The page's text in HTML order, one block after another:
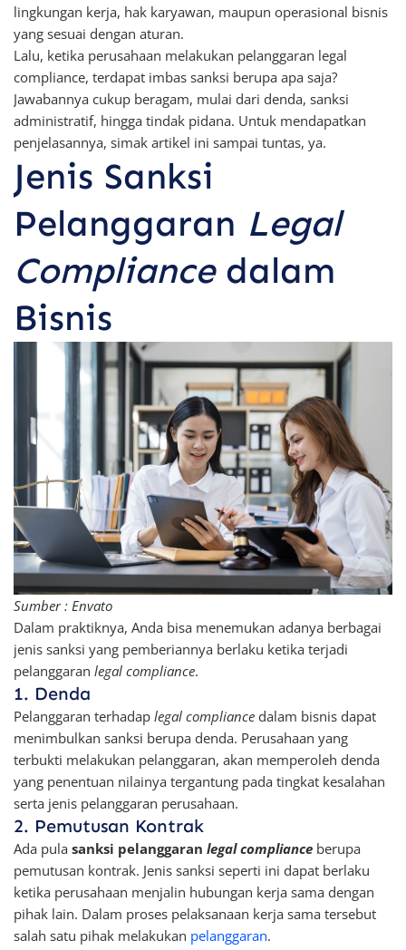
lingkungan kerja, hak karyawan, maupun operasional bisnis
yang sesuai dengan aturan.
Lalu, ketika perusahaan melakukan pelanggaran legal
compliance, terdapat imbas sanksi berupa apa saja?
Jawabannya cukup beragam, mulai dari denda, sanksi
administratif, hingga tindak pidana. Untuk mendapatkan
penjelasannya, simak artikel ini sampai tuntas, ya.
Jenis Sanksi
Pelanggaran Legal
Compliance dalam
Bisnis
Sumber : Envato
Dalam praktiknya, Anda bisa menemukan adanya berbagai
jenis sanksi yang pemberiannya berlaku ketika terjadi
pelanggaran legal compliance.
1. Denda
Pelanggaran terhadap legal compliancedalam bisnis dapat
menimbulkan sanksi berupa denda. Perusahaan yang
terbukti melakukan pelanggaran, akan memperoleh denda
yang penentuan nilainya tergantung pada tingkat kesalahan
serta jenis pelanggaran perusahaan.
2. Pemutusan Kontrak
Ada pula sanksi pelanggaran legal complianceberupa
pemutusan kontrak. Jenis sanksi seperti ini dapat berlaku
ketika perusahaan menjalin hubungan kerja sama dengan
pihak lain. Dalam proses pelaksanaan kerja sama tersebut
salah satu pihak melakukan pelanggaran.